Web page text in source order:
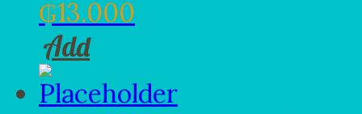
₲13.000
Add